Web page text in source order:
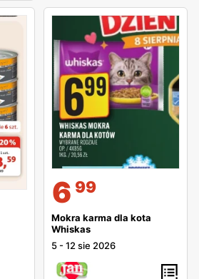
6 99
Mokra karma dla kota
Whiskas
5 -12 sie 2026